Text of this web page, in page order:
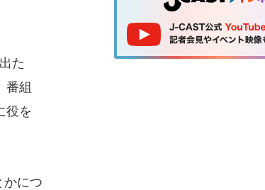
た
番組
役を
かにつ